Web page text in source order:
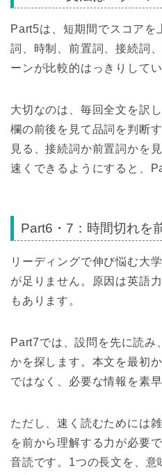
Part5は、短期間でスコアを
詞、時制、前置詞、接続詞
ーンが比較的はっきりしてい
大切なのは、毎回全文を訳
欄の前後を見て品詞を判断
見る、接続詞か前置詞かを
速くできるようにすると、
Part6・7：時間切れを
リーディングで伸び悩む大
が足りません。原因は英語
もあります。
Part7では、設問を先に読み
かを探します。本文を最初
ではなく、必要な情報を素
ただし、速く読むためには
を前から理解する力が必要
音読です。1つの長文を、意